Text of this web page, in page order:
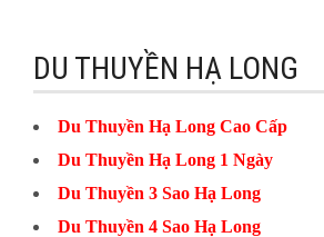
DU THUYỀN HẠ LONG
Du Thuyền Hạ Long Cao Cấp
Du Thuyền Hạ Long 1 Ngày
Du Thuyền 3 Sao Hạ Long
Du Thuyền 4 Sao Hạ Long